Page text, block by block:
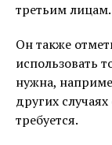
третьим лицам.
Он также
использовать
нужна,
других
требуется.